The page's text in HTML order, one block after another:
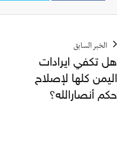
الخبر السابق
هل تكفي ايرادات
اليمن كلها لإصلاح
حكم أنصارالله؟